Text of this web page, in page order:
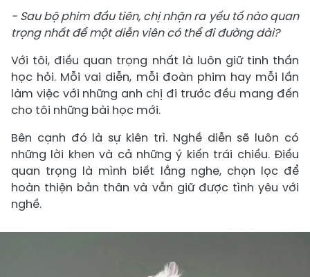
- Sau bộ phim đầu tiên, chị nhận ra yếu tố nào quan
trọng nhất để một diễn viên có thể đi đường dài?
Với tôi, điều quan trọng nhất là luôn giữ tinh thần
học hỏi. Mỗi vai diễn, mỗi đoàn phim hay mỗi lần
làm việc với những anh chị đi trước đều mang đến
cho tôi những bài học mới.
Bên cạnh đó là sự kiên trì. Nghề diễn sẽ luôn có
những lời khen và cả những ý kiến trái chiều. Điều
quan trọng là mình biết lắng nghe, chọn lọc để
hoàn thiện bản thân và vẫn giữ được tình yêu với
nghề.